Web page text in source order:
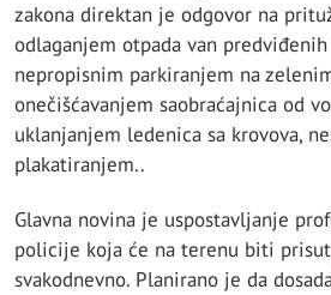
zakona direktan je odgovor na
odlaganjem otpada van
nepropisnim parkiranjem na
onečišćavanjem saobraćajnica od
uklanjanjem ledenica sa krovova,
plakatiranjem..
Glavna novina je uspostavljanje
policije koja će na terenu biti
svakodnevno. Planirano je da